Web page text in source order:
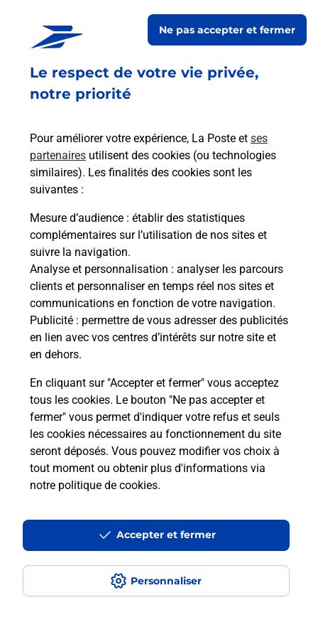
Le respect de votre vie privée,
notre priorité
Pour améliorer votre expérience, La Poste et ses
partenaires utilisent des cookies (ou technologies
similaires). Les finalités des cookies sont les
suivantes :
Mesure d’audience : établir des statistiques
complémentaires sur l’utilisation de nos sites et
suivre la navigation.
Analyse et personnalisation : analyser les parcours
clients et personnaliser en temps réel nos sites et
communications en fonction de votre navigation.
Publicité : permettre de vous adresser des publicités
en lien avec vos centres d’intérêts sur notre site et
en dehors.
En cliquant sur "Accepter et fermer" vous acceptez
tous les cookies. Le bouton "Ne pas accepter et
fermer" vous permet d'indiquer votre refus et seuls
les cookies nécessaires au fonctionnement du site
seront déposés. Vous pouvez modifier vos choix à
tout moment ou obtenir plus d'informations via
notre politique de cookies.
Personnaliser
Ne pas accepter et fermer
Accepter et fermer
Acheter un smartphone Samsung
Vous recherchez un smartphone pas cher proche
de chez vous ? Découvrez notre offre de
En savoir plus
En savoir plus
Souscrire à la téléassistance
Besoin d’un système de téléassistance à l’intérieur
et/ou à l’extérieur de votre domicile ? Découvrez
les offres téléalarme dans votre bureau de Poste à
SAINT PEE SUR NIVELLE.
En savoir plus
Pyrénées Atlantiques
ST PEE SUR NIVELLE
SAINT PEE SUR NIVELLE
Accessibilité : partiellement conforme
Conditions contractuelles
Mentions légales